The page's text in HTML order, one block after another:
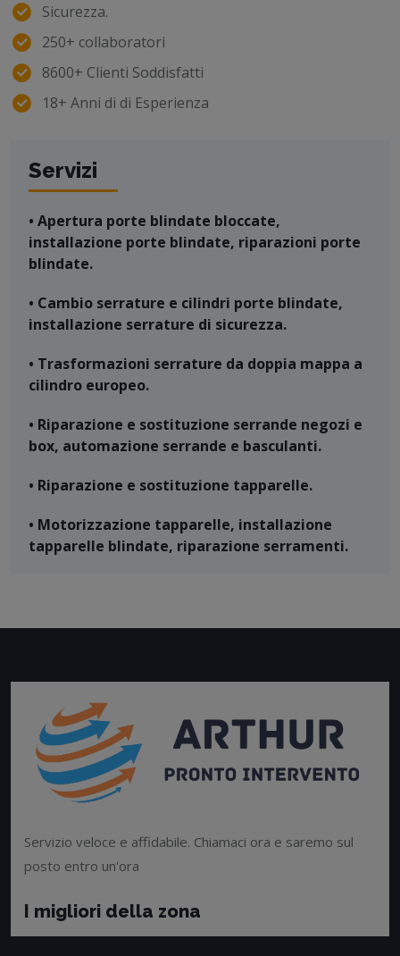
Sicurezza.
250+ collaboratori
8600+ Clienti Soddisfatti
18+ Anni di di Esperienza
Servizi
• Apertura porte blindate bloccate,
installazione porte blindate, riparazioni porte
blindate.
• Cambio serrature e cilindri porte blindate,
installazione serrature di sicurezza.
• Trasformazioni serrature da doppia mappa a
cilindro europeo.
• Riparazione e sostituzione serrande negozi e
box, automazione serrande e basculanti.
• Riparazione e sostituzione tapparelle.
• Motorizzazione tapparelle, installazione
tapparelle blindate, riparazione serramenti.
Servizio veloce e affidabile. Chiamaci ora e saremo sul
posto entro un'ora
I migliori della zona